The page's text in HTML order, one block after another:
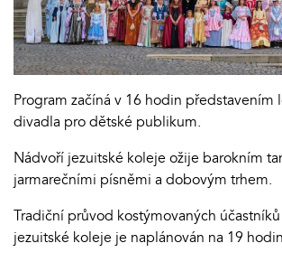
Program začíná v 16 hodin představením
divadla pro dětské publikum.
Nádvoří jezuitské koleje ožije barokním
jarmarečními písněmi a dobovým trhem.
Tradiční průvod kostýmovaných
jezuitské koleje je naplánován na 19